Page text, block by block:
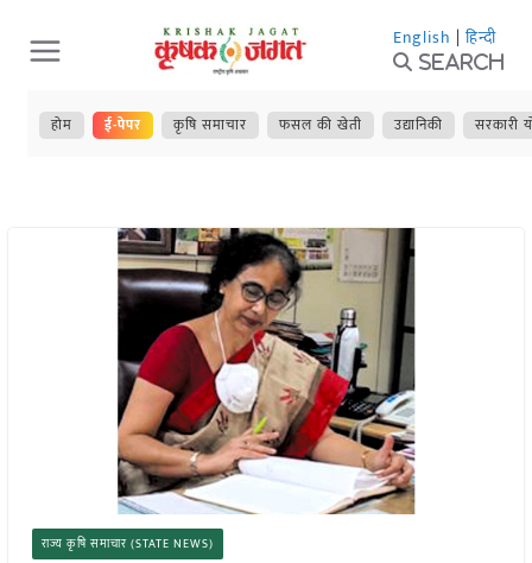
Skip
to
content
English | हिन्दी
Search
होम ई-पेपर कृषि समाचार फसल की खेती उद्यानिकी सरकारी
राज्य कृषि समाचार (STATE NEWS)